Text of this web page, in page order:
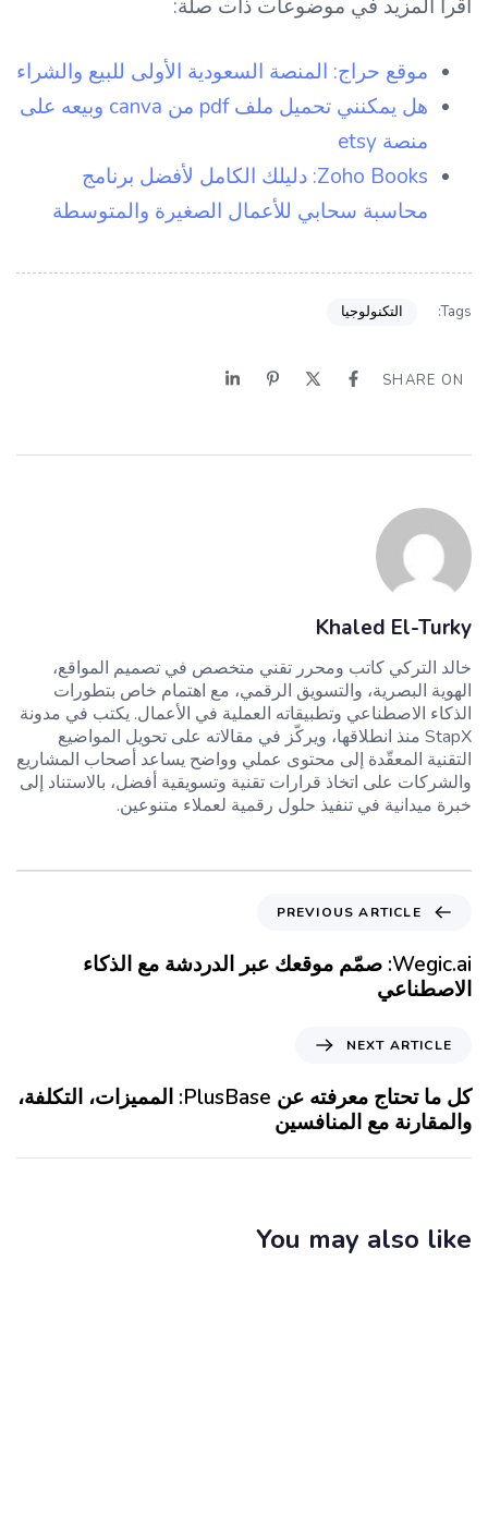
اقرأ المزيد في موضوعات ذات صلة:
موقع حراج: المنصة السعودية الأولى للبيع والشراء
هل يمكنني تحميل ملف pdf من canva وبيعه على
منصة etsy
Zoho Books: دليلك الكامل لأفضل برنامج
محاسبة سحابي للأعمال الصغيرة والمتوسطة
Tags: التكنولوجيا
SHARE ON
Khaled El-Turky
خالد التركي كاتب ومحرر تقني متخصص في تصميم المواقع،
الهوية البصرية، والتسويق الرقمي، مع اهتمام خاص بتطورات
الذكاء الاصطناعي وتطبيقاته العملية في الأعمال. يكتب في مدونة
StapX منذ انطلاقها، ويركّز في مقالاته على تحويل المواضيع
التقنية المعقّدة إلى محتوى عملي وواضح يساعد أصحاب المشاريع
والشركات على اتخاذ قرارات تقنية وتسويقية أفضل، بالاستناد إلى
خبرة ميدانية في تنفيذ حلول رقمية لعملاء متنوعين.
PREVIOUS ARTICLE
Wegic.ai: صمّم موقعك عبر الدردشة مع الذكاء
الاصطناعي
NEXT ARTICLE
كل ما تحتاج معرفته عن PlusBase: المميزات، التكلفة،
والمقارنة مع المنافسين
You may also like